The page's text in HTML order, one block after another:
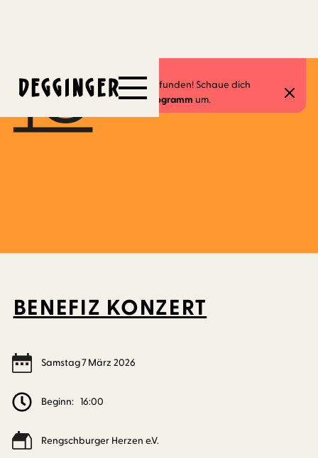
Dieses Event hat schon stattgefunden! Schaue dich
gerne in unseremaktuellen Programm um.
7.3.2026
BENEFIZ KONZERT
Samstag7März 2026
Beginn: 16:00
Rengschburger Herzen e.V.